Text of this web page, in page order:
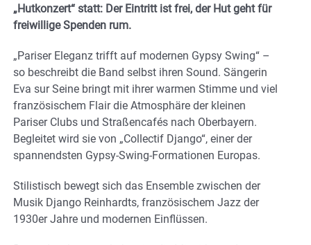
„Hutkonzert“ statt: Der Eintritt ist frei, der Hut geht für
freiwillige Spenden rum.
„Pariser Eleganz trifft auf modernen Gypsy Swing“ –
so beschreibt die Band selbst ihren Sound. Sängerin
Eva sur Seine bringt mit ihrer warmen Stimme und viel
französischem Flair die Atmosphäre der kleinen
Pariser Clubs und Straßencafés nach Oberbayern.
Begleitet wird sie von „Collectif Django“, einer der
spannendsten Gypsy-Swing-Formationen Europas.
Stilistisch bewegt sich das Ensemble zwischen der
Musik Django Reinhardts, französischem Jazz der
1930er Jahre und modernen Einflüssen.